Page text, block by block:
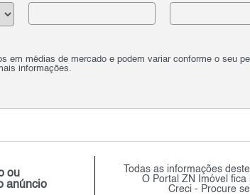
em médias de mercado e podem variar conforme o seu
informações.
ou
anúncio
Todas as informações
O Portal ZN Imóvel
Creci - Procure